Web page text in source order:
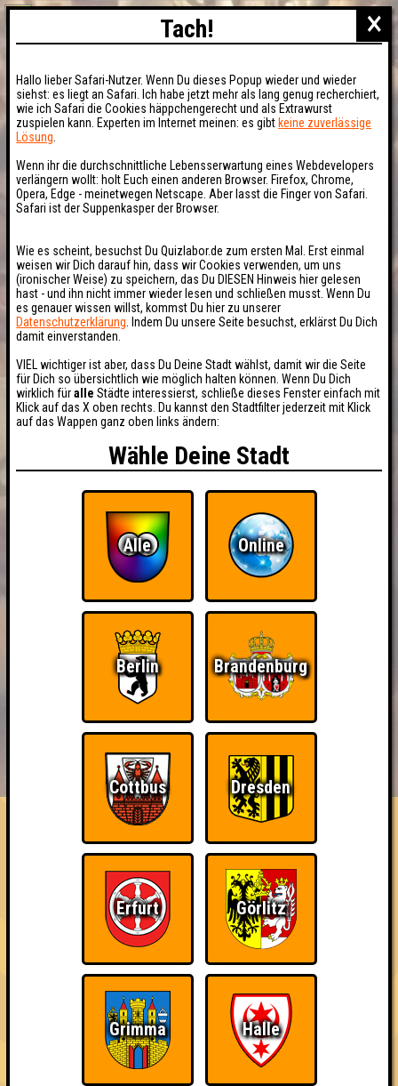
HIGHSCORE RESERVIERUNG
FAQ ÜBER UNS
Tal der Ahnungslosen
Errungenschaften
Kleiner Hinweis: bei uns sind Teams, die in einem Stechen
verlieren, trotzdem auf dem 1. Platz - den haben sie sich
schließlich verdient! Entsprechend gibt es für diese auch
Errungenschaften für den 1. Platz.
×
Tach!
Hallo lieber Safari-Nutzer. Wenn Du dieses Popup wieder und wieder
siehst: es liegt an Safari. Ich habe jetzt mehr als lang genug recherchiert,
wie ich Safari die Cookies häppchengerecht und als Extrawurst
zuspielen kann. Experten im Internet meinen: es gibt keine zuverlässige
Lösung
Wenn ihr die durchschnittliche Lebensserwartung eines Webdevelopers
verlängern wollt: holt Euch einen anderen Browser. Firefox, Chrome,
Opera, Edge - meinetwegen Netscape. Aber lasst die Finger von Safari.
Safari ist der Suppenkasper der Browser.
Wie es scheint, besuchst Du Quizlabor.de zum ersten Mal. Erst einmal
weisen wir Dich darauf hin, dass wir Cookies verwenden, um uns
(ironischer Weise) zu speichern, das Du DIESEN Hinweis hier gelesen
hast - und ihn nicht immer wieder lesen und schließen musst. Wenn Du
es genauer wissen willst, kommst Du hier zu unserer
Datenschutzerklärung . Indem Du unsere Seite besuchst, erklärst Du Dich
damit einverstanden.
VIEL wichtiger ist aber, dass Du Deine Stadt wählst, damit wir die Seite
für Dich so übersichtlich wie möglich halten können. Wenn Du Dich
wirklich füralle Städte interessierst, schließe dieses Fenster einfach mit
Klick auf das X oben rechts. Du kannst den Stadtfilter jederzeit mit Klick
auf das Wappen ganz oben links ändern:
Wähle Deine Stadt
Alle Online
Berlin Brandenburg
Cottbus Dresden
Erfurt Görlitz
Grimma Halle